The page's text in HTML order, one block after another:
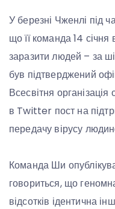
У березні Чженлі під
що її команда 14
заразити людей – за
був підтверджений
Всесвітня
в Twitter пост на
передачу вірусу
Команда Ши
говориться, що
відсотків ідентична